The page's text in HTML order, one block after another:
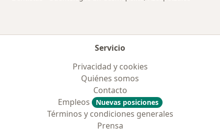
Servicio
Privacidad y cookies
Quiénes somos
Contacto
Empleos
Nuevas posiciones
Términos y condiciones generales
Prensa